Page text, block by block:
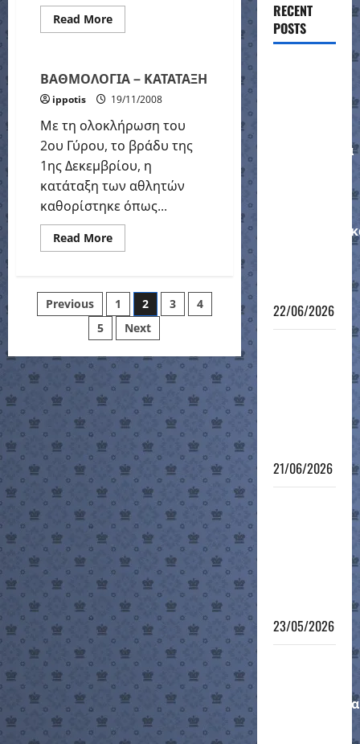
Read MoreRead
more
–
Άνοιγμα
από
τον
Δήμαρχο
Πρωτάθλημα Ανδρών
Σκάκι
ΒΑΘΜΟΛΟΓΙΑ – ΚΑΤΑΤΑΞΗ
ippotis 19/11/2008
Με τη ολοκλήρωση του
2ου Γύρου, το βράδυ της
1ης Δεκεμβρίου, η
κατάταξη των αθλητών
καθορίστηκε όπως...
Read MoreRead
more
ΚΑΤΑΤΑΞΗ
Posts
pagination
Previous 1 2 3
4
5
Next
RECENT
POSTS
αποτέλεσμα
22/06/2026
Πανελλήνιο
21/06/2026
23/05/2026
Πρωτάθλημα